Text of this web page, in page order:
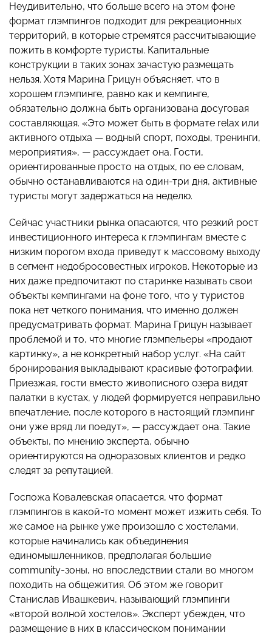
Неудивительно, что больше всего на этом фоне
формат глэмпингов подходит для рекреационных
территорий, в которые стремятся рассчитывающие
пожить в комфорте туристы. Капитальные
конструкции в таких зонах зачастую размещать
нельзя. Хотя Марина Грицун объясняет, что в
хорошем глэмпинге, равно как и кемпинге,
обязательно должна быть организована досуговая
составляющая. «Это может быть в формате relax или
активного отдыха — водный спорт, походы, тренинги,
мероприятия», — рассуждает она. Гости,
ориентированные просто на отдых, по ее словам,
обычно останавливаются на один-три дня, активные
туристы могут задержаться на неделю.
Сейчас участники рынка опасаются, что резкий рост
инвестиционного интереса к глэмпингам вместе с
низким порогом входа приведут к массовому выходу
в сегмент недобросовестных игроков. Некоторые из
них даже предпочитают по старинке называть свои
объекты кемпингами на фоне того, что у туристов
пока нет четкого понимания, что именно должен
предусматривать формат. Марина Грицун называет
проблемой и то, что многие глэмпельеры «продают
картинку», а не конкретный набор услуг. «На сайт
бронирования выкладывают красивые фотографии.
Приезжая, гости вместо живописного озера видят
палатки в кустах, у людей формируется неправильно
впечатление, после которого в настоящий глэмпинг
они уже вряд ли поедут», — рассуждает она. Такие
объекты, по мнению эксперта, обычно
ориентируются на одноразовых клиентов и редко
следят за репутацией.
Госпожа Ковалевская опасается, что формат
глэмпингов в какой-то момент может изжить себя. То
же самое на рынке уже произошло с хостелами,
которые начинались как объединения
единомышленников, предполагая большие
community-зоны, но впоследствии стали во многом
походить на общежития. Об этом же говорит
Станислав Ивашкевич, называющий глэмпинги
«второй волной хостелов». Эксперт убежден, что
размещение в них в классическом понимании